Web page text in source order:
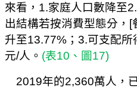
來看， 1.家庭人口數降至
出結構若按消費型態分， [
升至13.77% ； 3.可支配所
元/人。 (表10 、圖17)
2019年的2,360萬人，